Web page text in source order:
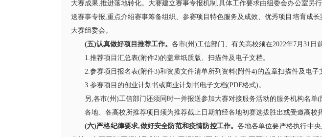
大赛成果,推进落地转化。大赛建立赛事专报机制,具体工作要求由组委会办公室另
送赛事专报,重点介绍赛事筹备组织、参赛项目特色服务及成效、优秀项目培育成
大赛组委会。
(五)认真做好项目推荐工作。 各市(州)工信部门、有关高校须在2022年7月31日
1.推荐项目汇总表(附件2)的盖章纸质版、扫描件及电子文档。
2.参赛项目报名表(附件3)和资质文件清单所列资料(附件4)的盖章扫描件及电子
3.参赛项目的创业计划书或商业计划书电子文档(PDF格式)。
另,各市(州)工信部门还须同时一并报送参加大赛对接服务活动的服务机构名单(
各地、各高校所推荐项目须为推荐截止日期前经各地初赛选拔胜出或受邀高校
(六)严格纪律要求,做好安全防范和疫情防控工作。各地各单位要严格执行中